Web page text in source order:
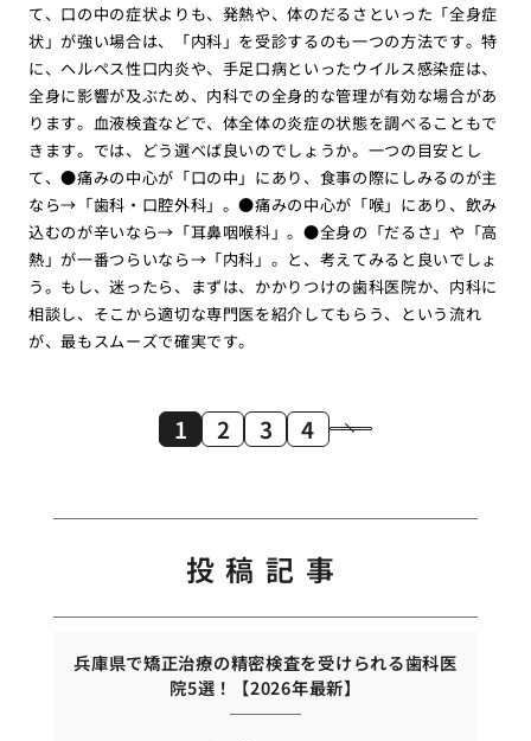
て、口の中の症状よりも、発熱や、体のだるさといった「全身症
状」が強い場合は、「内科」を受診するのも一つの方法です。特
に、ヘルペス性口内炎や、手足口病といったウイルス感染症は、
全身に影響が及ぶため、内科での全身的な管理が有効な場合があ
ります。血液検査などで、体全体の炎症の状態を調べることもで
きます。では、どう選べば良いのでしょうか。一つの目安とし
て、●痛みの中心が「口の中」にあり、食事の際にしみるのが主
なら→「歯科・口腔外科」。●痛みの中心が「喉」にあり、飲み
込むのが辛いなら→「耳鼻咽喉科」。●全身の「だるさ」や「高
熱」が一番つらいなら→「内科」。と、考えてみると良いでしょ
う。もし、迷ったら、まずは、かかりつけの歯科医院か、内科に
相談し、そこから適切な専門医を紹介してもらう、という流れ
が、最もスムーズで確実です。
1 2 3 4
投稿記事
兵庫県で矯正治療の精密検査を受けられる歯科医
院5選！【2026年最新】